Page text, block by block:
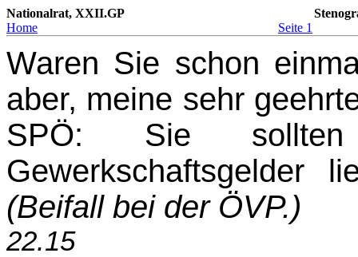
Nationalrat, XXII.GP
Home
Seite 1
Waren Sie schon
aber, meine sehr
SPÖ: Sie
Gewerkschaftsgelder
(Beifall bei der ÖVP.)
22.15